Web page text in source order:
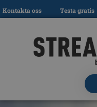
Kontakta oss Testa gratis